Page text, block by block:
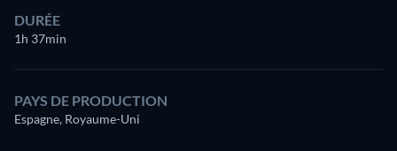
DURÉE
1h 37min
PAYS DE PRODUCTION
Espagne, Royaume-Uni